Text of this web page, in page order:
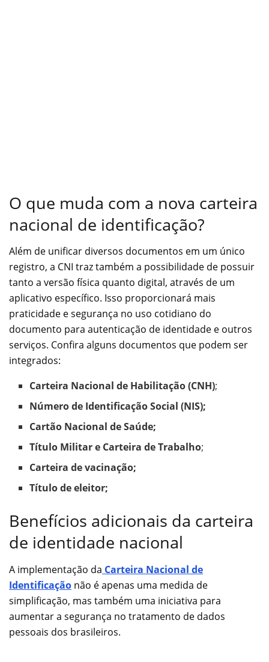
O que muda com a nova carteira
nacional de identificação?
Além de unificar diversos documentos em um único
registro, a CNI traz também a possibilidade de possuir
tanto a versão física quanto digital, através de um
aplicativo específico. Isso proporcionará mais
praticidade e segurança no uso cotidiano do
documento para autenticação de identidade e outros
serviços. Confira alguns documentos que podem ser
integrados:
Carteira Nacional de Habilitação (CNH);
Número de Identificação Social (NIS);
Cartão Nacional de Saúde;
Título Militar e Carteira de Trabalho;
Carteira de vacinação;
Título de eleitor;
Benefícios adicionais da carteira
de identidade nacional
A implementação da Carteira Nacional de
Identificação não é apenas uma medida de
simplificação, mas também uma iniciativa para
aumentar a segurança no tratamento de dados
pessoais dos brasileiros.